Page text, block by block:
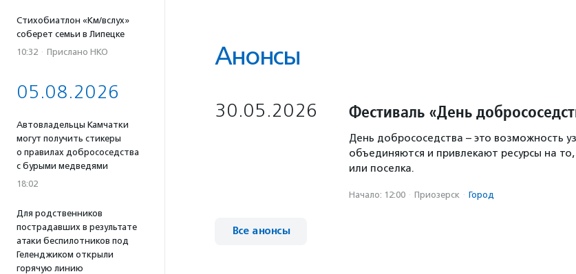
Стихобиатлон «Км/вслух»
соберет семьи в Липецке
10:32 · Прислано НКО
05.08.2026
Автовладельцы Камчатки
могут получить стикеры
о правилах добрососедства
с бурыми медведями
18:02
Для родственников
пострадавших в результате
атаки беспилотников под
Геленджиком открыли
горячую линию
Анонсы
30.05.2026 Фестиваль «День
День добрососедства – это возможность
объединяются и привлекают ресурсы на
или поселка.
Начало: 12:00 · Приозерск · Город
Все анонсы